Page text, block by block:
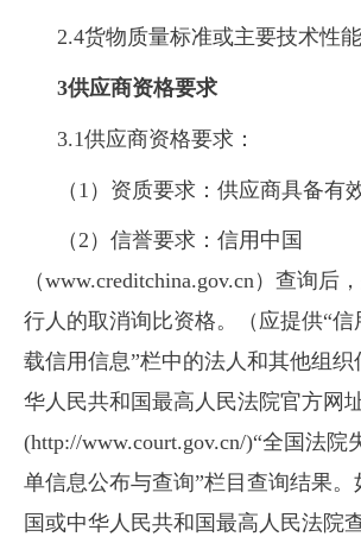
2.4货物质量标准或主要技术性能
3供应商资格要求
3.1供应商资格要求：
（1） 资质要求：供应商具备有
（2） 信誉要求：信用中国
（www.creditchina.gov.cn）查询后
行人的取消询比资格。（应提供“信
载信用信息”栏中的法人和其他组织
华人民共和国最高人民法院官方网
(http://www.court.gov.cn/)“全国法院
单信息公布与查询”栏目查询结果。
国或中华人民共和国最高人民法院